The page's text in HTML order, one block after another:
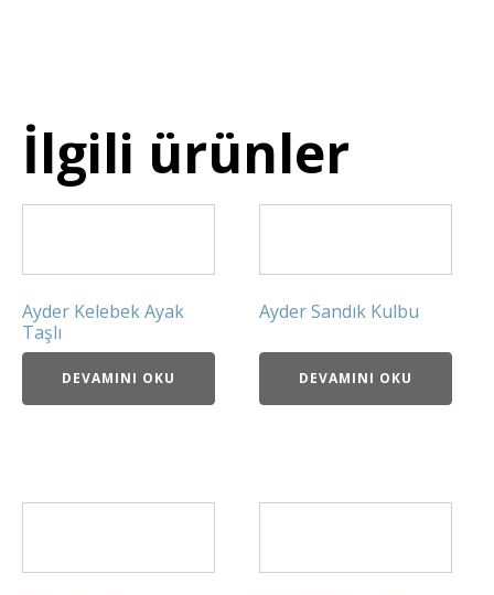
İlgili ürünler
Ayder Kelebek Ayak
Taşlı
DEVAMINI OKU
Ayder Sandık Kulbu
DEVAMINI OKU